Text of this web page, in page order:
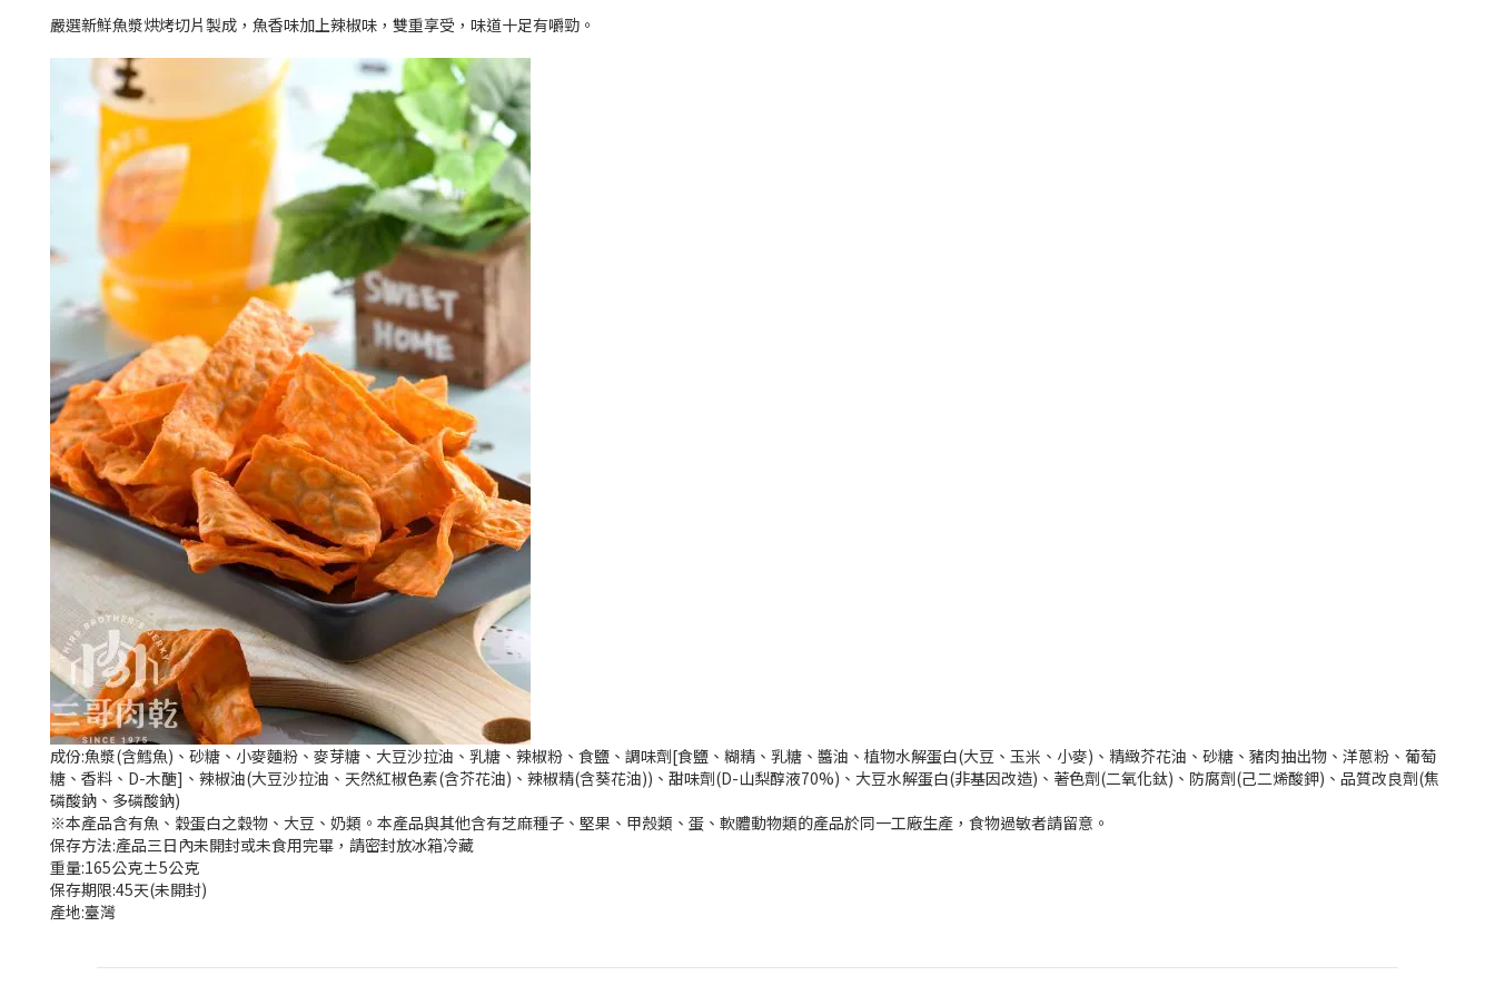
嚴選新鮮魚漿烘烤切片製成，魚香味加上辣椒味，雙重享受，味道十足有嚼勁。
成份:魚漿(含鱈魚)、砂糖、小麥麵粉、麥芽糖、大豆沙拉油、乳糖、辣椒粉、食鹽、調味劑[食鹽、糊精、乳糖、醬油、植物水解蛋白(大豆、玉米、小麥)、精緻芥花油、砂糖、豬肉抽出物、洋蔥粉、葡萄
糖、香料、D-木醣]、辣椒油(大豆沙拉油、天然紅椒色素(含芥花油)、辣椒精(含葵花油))、甜味劑(D-山梨醇液70%)、大豆水解蛋白(非基因改造)、著色劑(二氧化鈦)、防腐劑(己二烯酸鉀)、品質改良劑(焦
磷酸鈉、多磷酸鈉)
※本產品含有魚、穀蛋白之穀物、大豆、奶類。本產品與其他含有芝麻種子、堅果、甲殼類、蛋、軟體動物類的產品於同一工廠生產，食物過敏者請留意。
保存方法:產品三日內未開封或未食用完畢，請密封放冰箱冷藏
重量:165公克±5公克
保存期限:45天(未開封)
產地:臺灣